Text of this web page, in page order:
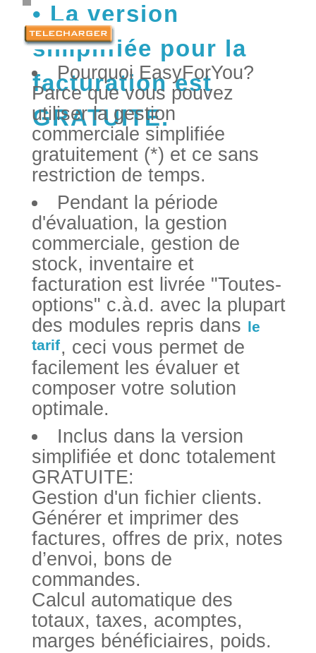
La version
simplifiée pour la
facturation est
GRATUITE.
Pourquoi EasyForYou?
Parce que vous pouvez
utiliser la gestion
commerciale simplifiée
gratuitement (*) et ce sans
restriction de temps.
Pendant la période
d'évaluation, la gestion
commerciale, gestion de
stock, inventaire et
facturation est livrée "Toutes-
options" c.à.d. avec la plupart
des modules repris dans
le
tarif, ceci vous permet de
facilement les évaluer et
composer votre solution
optimale.
Inclus dans la version
simplifiée et donc totalement
GRATUITE:
Gestion d'un fichier clients.
Générer et imprimer des
factures, offres de prix, notes
d’envoi, bons de
commandes.
Calcul automatique des
totaux, taxes, acomptes,
marges bénéficiaires, poids.